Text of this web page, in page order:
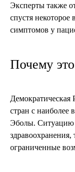
Эксперты также
спустя
симптомов у
Почему
Демократическая
стран с
Эболы. Ситуацию
ограниченные